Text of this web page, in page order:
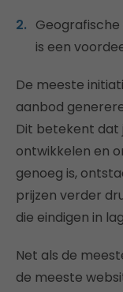
is een
De meeste
aanbod
Dit betekent dat
ontwikkelen en
genoeg is,
prijzen verder
die eindigen in
Net als de
de meeste